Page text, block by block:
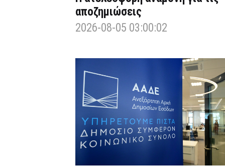
αποζημιώσεις
2026-08-05 03:00:02